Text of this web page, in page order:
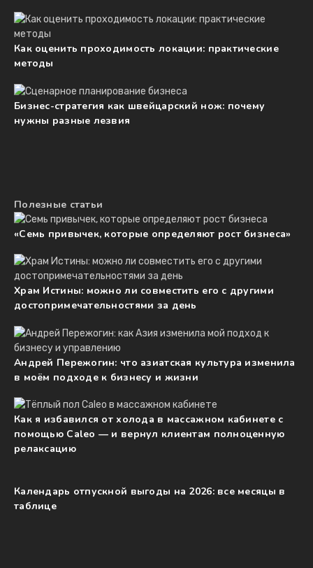
Как оценить проходимость локации: практические
методы
Бизнес-стратегия как швейцарский нож: почему
нужны разные лезвия
Полезные статьи
«Семь привычек, которые определяют рост бизнеса»
Храм Истины: можно ли совместить его с другими
достопримечательностями за день
Андрей Пережогин: что азиатская культура изменила
в моём подходе к бизнесу и жизни
Как я избавился от холода в массажном кабинете с
помощью Caleo — и вернул клиентам полноценную
релаксацию
Календарь отпускной выгоды на 2026: все месяцы в
таблице